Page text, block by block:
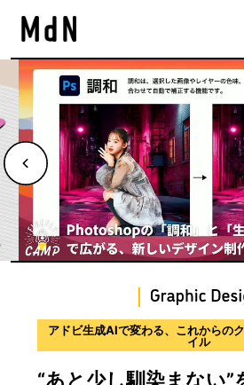
デザインの現場から届ける実践的な
サウンドデザインのプ